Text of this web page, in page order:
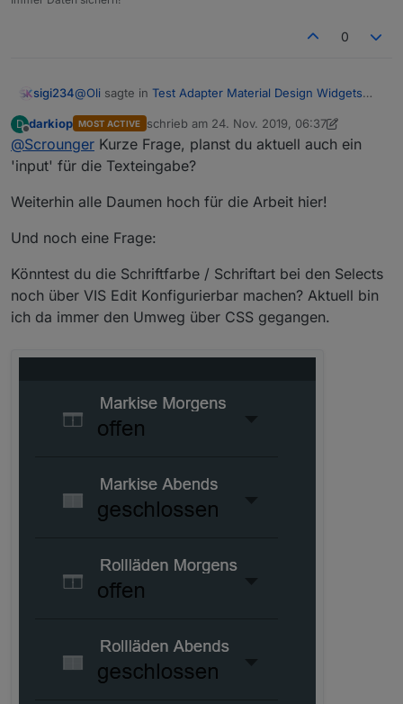
0
sigi234@Oli sagte in Test Adapter Material Design Widgets
@sigi234
ich glaube wir sprechen von unterschiedlichen
Siehe Beitrag unten, 2.Screenshot
D
Offline
darkiop MOST ACTIVE schrieb am 24. Nov. 2019, 06:37
zuletzt editiert von darkiop
@Scrounger Kurze Frage, planst du aktuell auch ein
'input' für die Texteingabe?
Weiterhin alle Daumen hoch für die Arbeit hier!
Und noch eine Frage:
Könntest du die Schriftfarbe / Schriftart bei den Selects
noch über VIS Edit Konfigurierbar machen? Aktuell bin
ich da immer den Umweg über CSS gegangen.